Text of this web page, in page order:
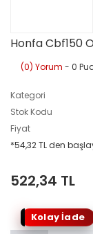
Honfa Cbf150
(0) Yorum - 0
Kategori
Stok Kodu
Fiyat
*54,32 TL den
522,34 TL
Kolay İade